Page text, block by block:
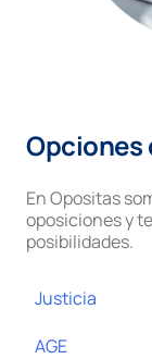
Opciones
En Opositas
oposiciones y
posibilidades.
Justicia
AGE